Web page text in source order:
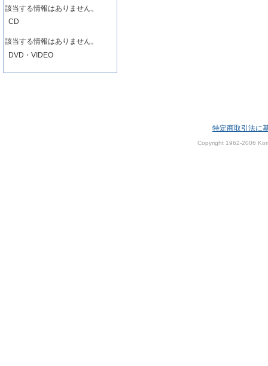
該当する情報はありません。
CD
該当する情報はありません。
DVD・VIDEO
特定商取引法に
Copyright 1962-2006